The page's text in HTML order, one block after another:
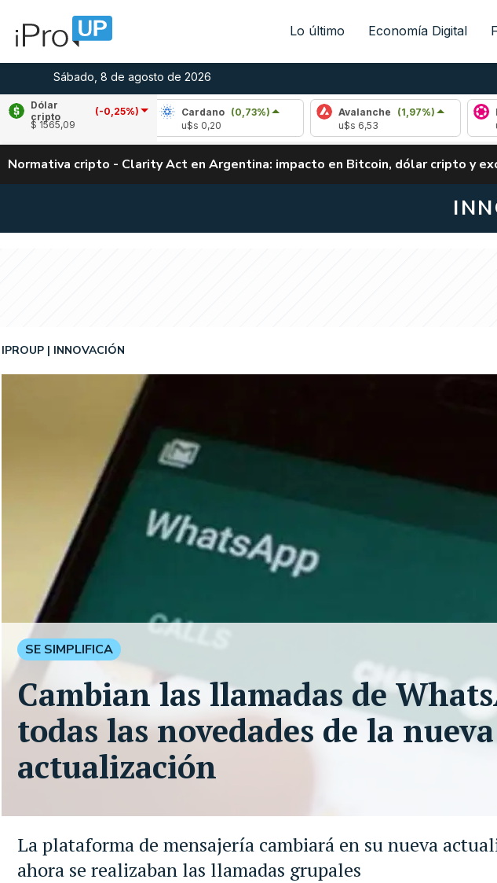
Lo último Economía Digital
Sábado, 8 de agosto de 2026
Dólar
cripto
(-0,25%)
$ 1565,09
(1,31%)
Cardano (0,73%)
u$s 0,20
Avalanche (1,97%)
u$s 6,53
u$s
Normativa cripto - Clarity Act en Argentina: impacto en Bitcoin, dólar cripto y
La plataforma de mensajería cambiará en su nueva
ahora se realizaban las llamadas grupales
IPROUP INNOVACIÓN
SE SIMPLIFICA
Cambian las llamadas de
todas las novedades de la nueva
actualización